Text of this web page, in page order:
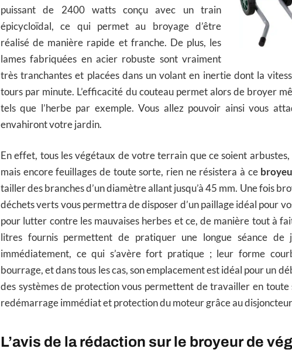
puissant de 2400 watts conçu avec un train
épicycloïdal, ce qui permet au broyage d’être
réalisé de manière rapide et franche. De plus, les
lames fabriquées en acier robuste sont vraiment
très tranchantes et placées dans un volant en inertie dont la
tours par minute. L’efficacité du couteau permet alors de broyer
tels que l’herbe par exemple. Vous allez pouvoir ainsi vous
envahiront votre jardin.
En effet, tous les végétaux de votre terrain que ce soient arbustes,
mais encore feuillages de toute sorte, rien ne résistera à ce
tailler des branches d’un diamètre allant jusqu’à 45 mm. Une fois
déchets verts vous permettra de disposer d’un paillage idéal pour
pour lutter contre les mauvaises herbes et ce, de manière tout à
litres fournis permettent de pratiquer une longue séance
immédiatement, ce qui s’avère fort pratique ; leur forme
bourrage, et dans tous les cas, son emplacement est idéal pour un
des systèmes de protection vous permettent de travailler en
redémarrage immédiat et protection du moteur grâce au
L’avis de la rédaction sur le broyeur de